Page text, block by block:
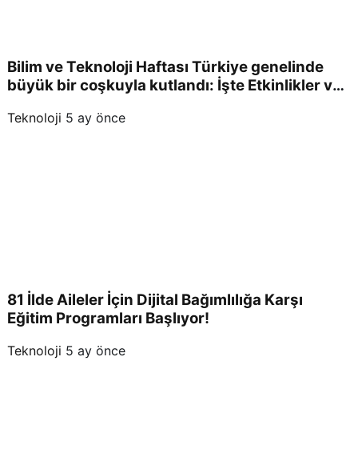
Bilim ve Teknoloji Haftası Türkiye genelinde
büyük bir coşkuyla kutlandı: İşte Etkinlikler ve
Teknoloji 5 ay önce
81 İlde Aileler İçin Dijital Bağımlılığa Karşı
Eğitim Programları Başlıyor!
Teknoloji 5 ay önce